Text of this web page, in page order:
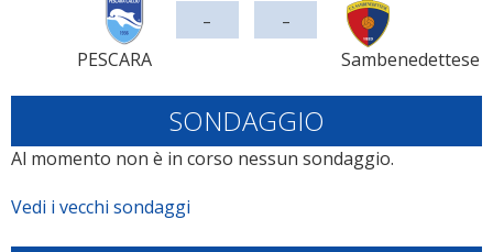
PESCARA
- -
Sambenedettese
SONDAGGIO
Al momento non è in corso nessun sondaggio.
Vedi i vecchi sondaggi